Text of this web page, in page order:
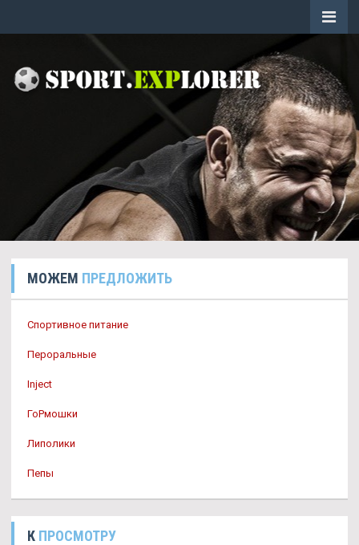
МОЖЕМ ПРЕДЛОЖИТЬ
Спортивное питание
Пероральные
Inject
ГоРмошки
Липолики
Пепы
К ПРОСМОТРУ